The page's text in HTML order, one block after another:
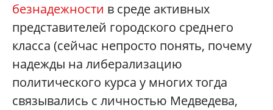
безнадежности в среде активных
представителей городского среднего
класса (сейчас непросто понять, почему
надежды на либерализацию
политического курса у многих тогда
связывались с личностью Медведева,